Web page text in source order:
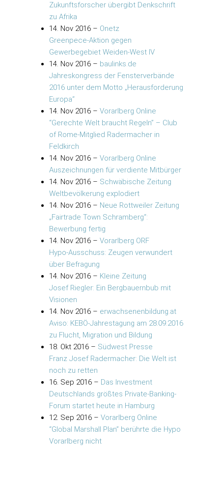
Zukunftsforscher übergibt Denkschrift
zu Afrika
14. Nov 2016 – Onetz
Greenpece-Aktion gegen
Gewerbegebiet Weiden-West IV
14. Nov 2016 – baulinks.de
Jahreskongress der Fensterverbände
2016 unter dem Motto „Herausforderung
Europa“
14. Nov 2016 – Vorarlberg Online
“Gerechte Welt braucht Regeln” – Club
of Rome-Mitglied Radermacher in
Feldkirch
14. Nov 2016 – Vorarlberg Online
Auszeichnungen für verdiente Mitbürger
14. Nov 2016 – Schwäbische Zeitung
Weltbevölkerung explodiert
14. Nov 2016 – Neue Rottweiler Zeitung
„Fairtrade Town Schramberg“:
Bewerbung fertig
14. Nov 2016 – Vorarlberg ORF
Hypo-Ausschuss: Zeugen verwundert
über Befragung
14. Nov 2016 – Kleine Zeitung
Josef Riegler: Ein Bergbauernbub mit
Visionen
14. Nov 2016 – erwachsenenbildung.at
Aviso: KEBÖ-Jahrestagung am 28.09.2016
zu Flucht, Migration und Bildung
18. Okt 2016 – Südwest Presse
Franz Josef Radermacher: Die Welt ist
noch zu retten
16. Sep 2016 – Das Investment
Deutschlands größtes Private-Banking-
Forum startet heute in Hamburg
12. Sep 2016 – Vorarlberg Online
“Global Marshall Plan” berührte die Hypo
Vorarlberg nicht